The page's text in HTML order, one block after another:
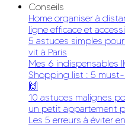
Conseils
Home organiser à
ligne efficace et
5 astuces simples
vit à Paris
Mes 6 indispensables
Shopping list : 5
🙌
10 astuces malignes
un petit appartement
Les 5 erreurs à éviter